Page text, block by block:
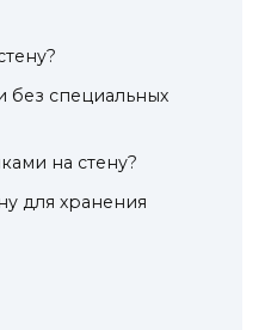
без специальных
на стену?
для хранения